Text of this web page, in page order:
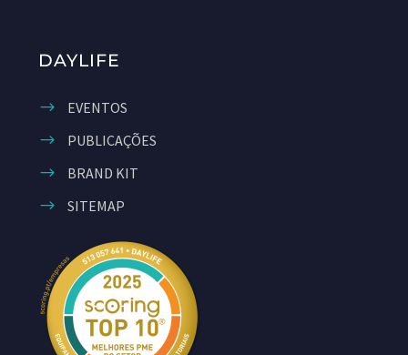
DAYLIFE
EVENTOS
PUBLICAÇÕES
BRAND KIT
SITEMAP